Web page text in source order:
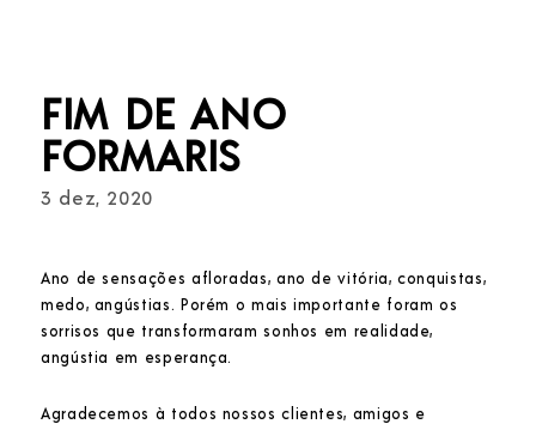
E-MAIL
FIM DE ANO
FORMARIS
3 dez, 2020
Ano de sensações afloradas, ano de vitória, conquistas,
medo, angústias. Porém o mais importante foram os
sorrisos que transformaram sonhos em realidade,
angústia em esperança.
Agradecemos à todos nossos clientes, amigos e